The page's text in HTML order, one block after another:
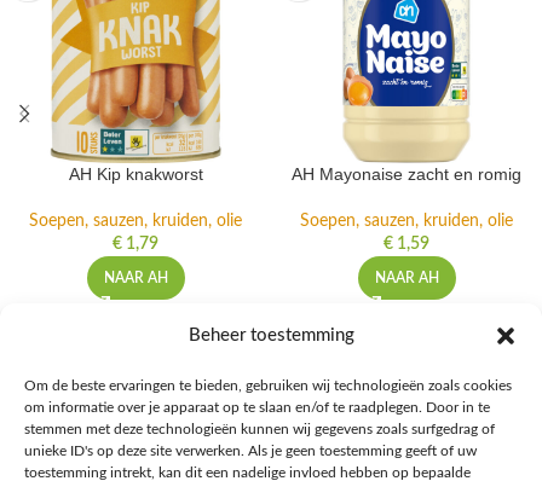
Beheer toestemming
Om de beste ervaringen te bieden, gebruiken wij technologieën zoals cookies
om informatie over je apparaat op te slaan en/of te raadplegen. Door in te
stemmen met deze technologieën kunnen wij gegevens zoals surfgedrag of
unieke ID's op deze site verwerken. Als je geen toestemming geeft of uw
toestemming intrekt, kan dit een nadelige invloed hebben op bepaalde
AH Kip knakworst
Soepen, sauzen, kruiden, olie
€ 1,79
NAAR AH
AH Mayonaise zacht en romig
Soepen, sauzen, kruiden, olie
€ 1,59
NAAR AH
Ontdek de beste keto-vriendelijke keuzes van Albert Heijn, verrijk je
kennis met onze diepgaande blogs over het keto-dieet, en deel jouw
favoriete keto recepten in onze bruisende online gemeenschap!